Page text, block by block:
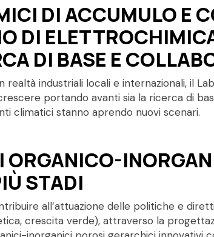
DI ACCUMULO E
DI
DI BASE E
industriali locali e internazionali, il
portando avanti sia la ricerca di
climatici stanno aprendo nuovi scenari.
STADI
all’attuazione delle politiche e
crescita verde), attraverso la